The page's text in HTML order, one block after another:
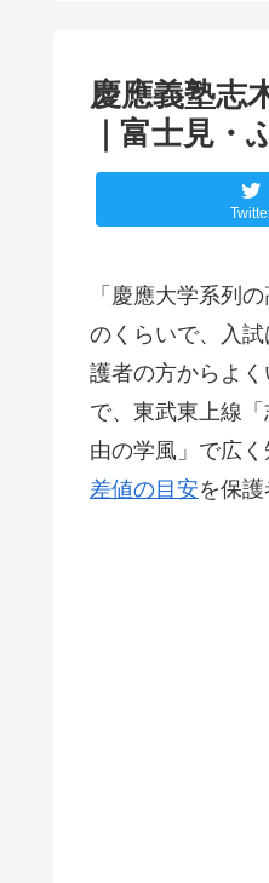
慶應義塾志
｜富士見
「慶應大学系列
のくらいで、入
護者の方からよ
で、東武東上線
由の学風」で広
差値の目安を保